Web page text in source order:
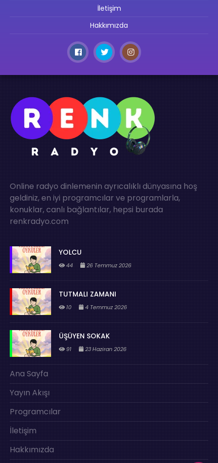
İletişim
Hakkımızda
Online radyo dinlemenin ayrıcalıklı dünyasına hoş
geldiniz, en iyi programcılar ve programlarla,
konuklar, canlı bağlantılar, hepsi burada
renkradyo.com
YOLCU
44 26 Temmuz 2026
TUTMALI ZAMANI
10 4 Temmuz 2026
ÜŞÜYEN SOKAK
91 23 Haziran 2026
Ana Sayfa
Yayın Akışı
Programcılar
İletişim
Hakkımızda